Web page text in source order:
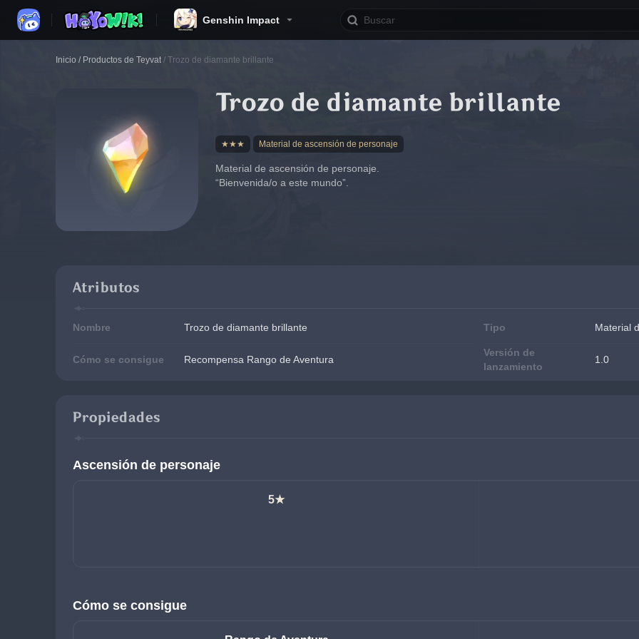
Genshin Impact
Inicio / Productos de Teyvat / Trozo de diamante brillante
Trozo de diamante brillante
★★★ Material de ascensión de personaje
Material de ascensión de personaje.
“Bienvenida/o a este mundo”.
Atributos
Nombre Trozo de diamante brillante Tipo Material
Cómo se consigue Recompensa Rango de Aventura
Versión de
lanzamiento
1.0
Propiedades
Ascensión de personaje
5★
Cómo se consigue